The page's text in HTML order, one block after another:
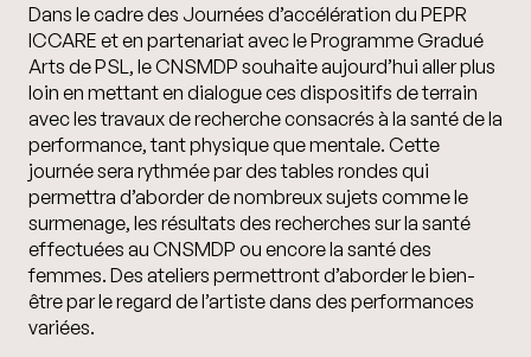
Dans le cadre des Journées d’accélération du PEPR
ICCARE et en partenariat avec le Programme Gradué
Arts de PSL, le CNSMDP souhaite aujourd’hui aller plus
loin en mettant en dialogue ces dispositifs de terrain
avec les travaux de recherche consacrés à la santé de la
performance, tant physique que mentale. Cette
journée sera rythmée par des tables rondes qui
permettra d’aborder de nombreux sujets comme le
surmenage, les résultats des recherches sur la santé
effectuées au CNSMDP ou encore la santé des
femmes. Des ateliers permettront d’aborder le bien-
être par le regard de l’artiste dans des performances
variées.